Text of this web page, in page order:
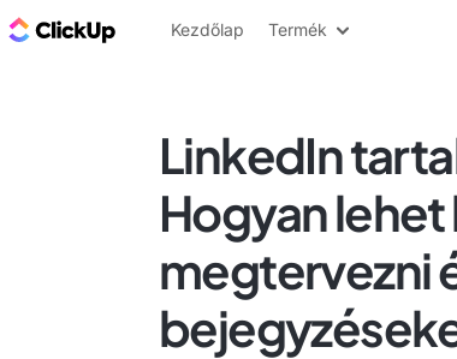
ClickUp blog
Kezdőlap Termék
LinkedIn
Hogyan
megtervezni